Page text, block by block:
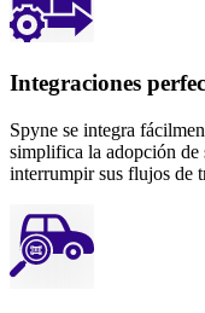
Integraciones
Spyne se integra
simplifica la adopción de
interrumpir sus flujos de